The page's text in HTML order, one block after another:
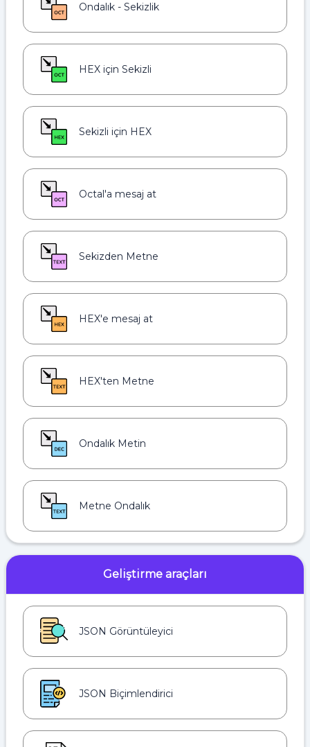
Ondalık - Sekizlik
HEX için Sekizli
Sekizli için HEX
Octal'a mesaj at
Sekizden Metne
HEX'e mesaj at
HEX'ten Metne
Ondalık Metin
Metne Ondalık
Geliştirme araçları
JSON Görüntüleyici
JSON Biçimlendirici